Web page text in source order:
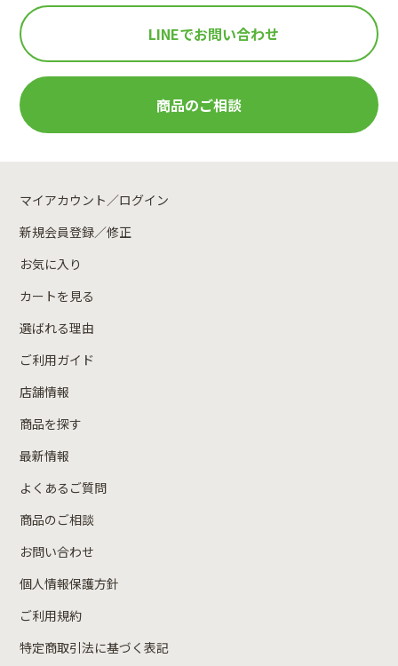
LINEでお問い合わせ
商品のご相談
マイアカウント／ログイン
新規会員登録／修正
お気に入り
カートを見る
選ばれる理由
ご利用ガイド
店舗情報
商品を探す
最新情報
よくあるご質問
商品のご相談
お問い合わせ
個人情報保護方針
ご利用規約
特定商取引法に基づく表記